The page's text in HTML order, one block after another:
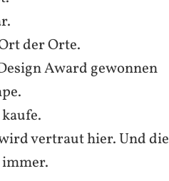
der Orte.
Award gewonnen
vertraut hier. Und die